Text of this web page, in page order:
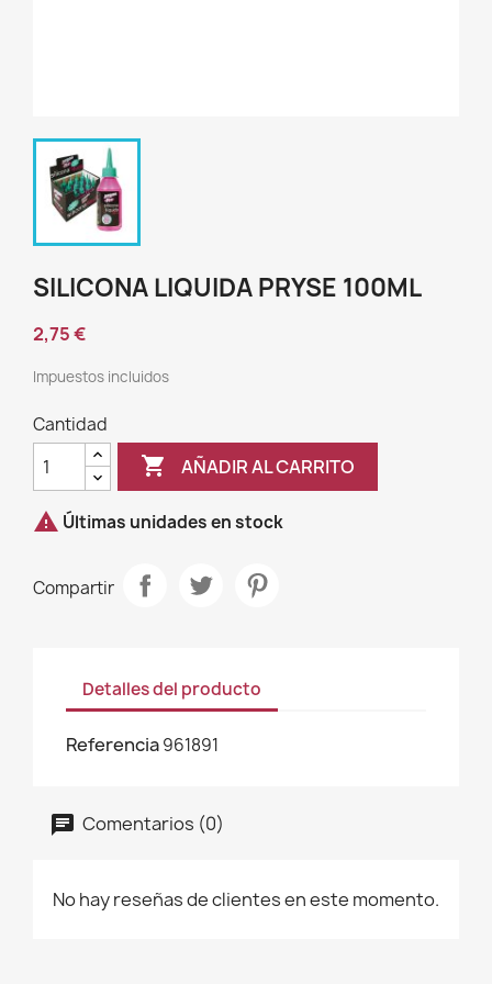
SILICONA LIQUIDA PRYSE 100ML
2,75 €
Impuestos incluidos
Cantidad
 AÑADIR AL CARRITO
 Últimas unidades en stock
Compartir
Detalles del producto
Referencia961891
Comentarios (0)
No hay reseñas de clientes en este momento.